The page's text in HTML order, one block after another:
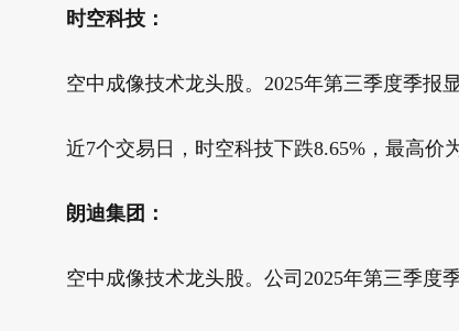
时空科技：
空中成像技术龙头股。2025年第三季度季报
近7个交易日，时空科技下跌8.65%，最高价
朗迪集团：
空中成像技术龙头股。公司2025年第三季度